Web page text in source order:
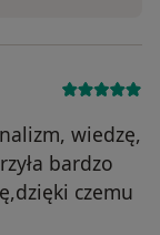
wiedzę,
bardzo
czemu